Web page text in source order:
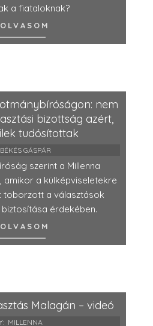
a fiataloknak?
nem
bizottság azért,
tudósítottak
BÉKÉS GÁSPÁR
szerint a Millenna
a külképviseletekre
toborzott a választások
érdekében.
Malagán – videó
MILLENNA